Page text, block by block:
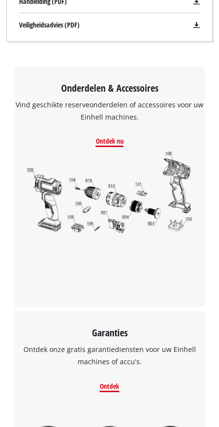
We hebben uw toestemming nodig om
de Google Maps dienst te laden!
This content is not permitted to load due
to trackers that are not disclosed to the
visitor. The website owner needs to setup
the site with their CMP to add this content
to the list of technologies used.
Veiligheidsadvies (PDF)
Onderdelen & Accessoires
Vind geschikte reserveonderdelen of accessoires voor uw
Einhell machines.
Ontdek nu
Garanties
Ontdek onze gratis garantiediensten voor uw Einhell
machines of accu's.
Ontdek